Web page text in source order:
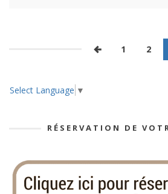
1 2
Select Language ▼
RÉSERVATION DE